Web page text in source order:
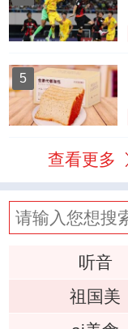
5
查看更多
听音
祖国美